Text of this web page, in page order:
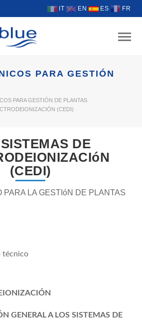
IT EN ES FR
PARA GESTIÓN
PARA GESTIÓN DE PLANTAS
(CEDI)
DE
(CEDI)
PARA LA GESTIóN DE PLANTAS
técnico
GENERAL A LOS SISTEMAS DE